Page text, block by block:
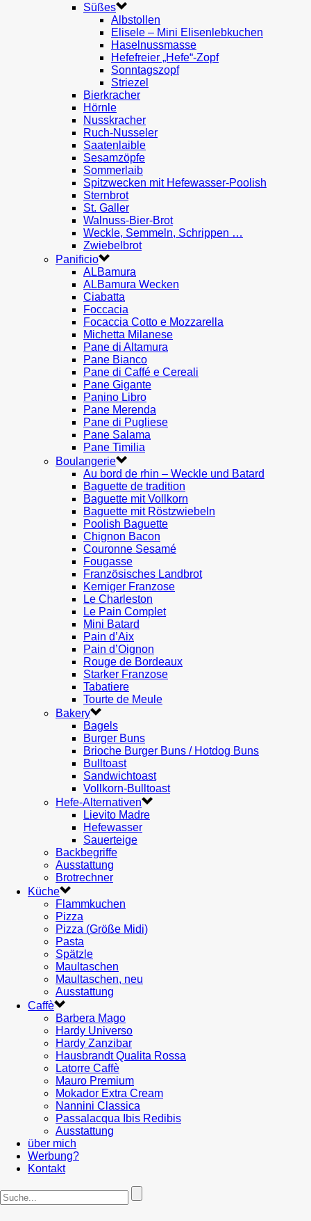
Süßes
Albstollen
Elisele – Mini Elisenlebkuchen
Haselnussmasse
Hefefreier „Hefe“-Zopf
Sonntagszopf
Striezel
Bierkracher
Hörnle
Nusskracher
Ruch-Nusseler
Saatenlaible
Sesamzöpfe
Sommerlaib
Spitzwecken mit Hefewasser-Poolish
Sternbrot
St. Galler
Walnuss-Bier-Brot
Weckle, Semmeln, Schrippen …
Zwiebelbrot
Panificio
ALBamura
ALBamura Wecken
Ciabatta
Foccacia
Focaccia Cotto e Mozzarella
Michetta Milanese
Pane di Altamura
Pane Bianco
Pane di Caffé e Cereali
Pane Gigante
Panino Libro
Pane Merenda
Pane di Pugliese
Pane Salama
Pane Timilia
Boulangerie
Au bord de rhin – Weckle und Batard
Baguette de tradition
Baguette mit Vollkorn
Baguette mit Röstzwiebeln
Poolish Baguette
Chignon Bacon
Couronne Sesamé
Fougasse
Französisches Landbrot
Kerniger Franzose
Le Charleston
Le Pain Complet
Mini Batard
Pain d’Aix
Pain d’Oignon
Rouge de Bordeaux
Starker Franzose
Tabatiere
Tourte de Meule
Bakery
Bagels
Burger Buns
Brioche Burger Buns / Hotdog Buns
Bulltoast
Sandwichtoast
Vollkorn-Bulltoast
Hefe-Alternativen
Lievito Madre
Hefewasser
Sauerteige
Backbegriffe
Ausstattung
Brotrechner
Küche
Flammkuchen
Pizza
Pizza (Größe Midi)
Pasta
Spätzle
Maultaschen
Maultaschen, neu
Ausstattung
Caffè
Barbera Mago
Hardy Universo
Hardy Zanzibar
Hausbrandt Qualita Rossa
Latorre Caffè
Mauro Premium
Mokador Extra Cream
Nannini Classica
Passalacqua Ibis Redibis
Ausstattung
über mich
Werbung?
Kontakt